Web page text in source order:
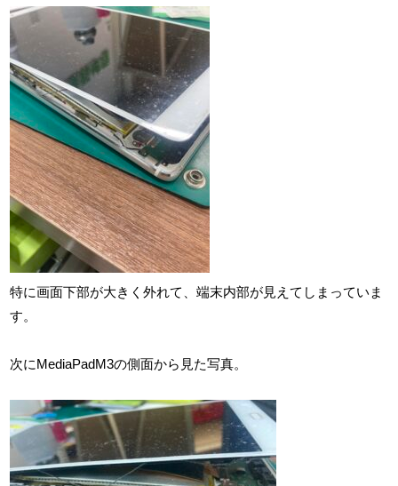
特に画面下部が大きく外れて、端末内部が見えてしまっていま
す。
次にMediaPadM3の側面から見た写真。